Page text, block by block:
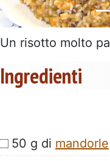
Un risotto molto
Ingredienti
50 g di mandorle